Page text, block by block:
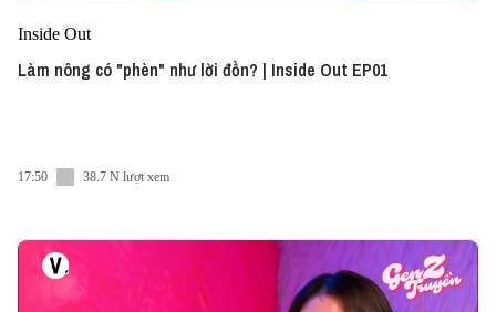
Inside Out
Làm nông có "phèn" như lời đồn? | Inside Out EP01
17:50 38.7 N lượt xem